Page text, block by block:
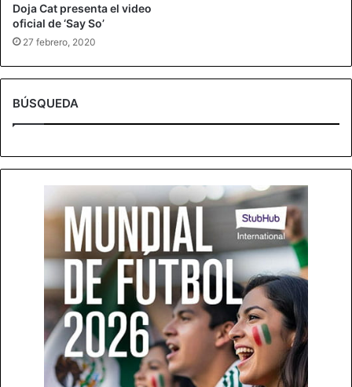
Doja Cat presenta el video
oficial de ‘Say So’
27 febrero, 2020
BÚSQUEDA